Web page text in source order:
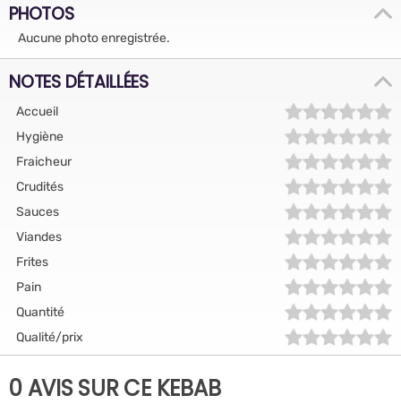
PHOTOS
Aucune photo enregistrée.
NOTES DÉTAILLÉES
Accueil
Hygiène
Fraicheur
Crudités
Sauces
Viandes
Frites
Pain
Quantité
Qualité/prix
0 AVIS SUR CE KEBAB